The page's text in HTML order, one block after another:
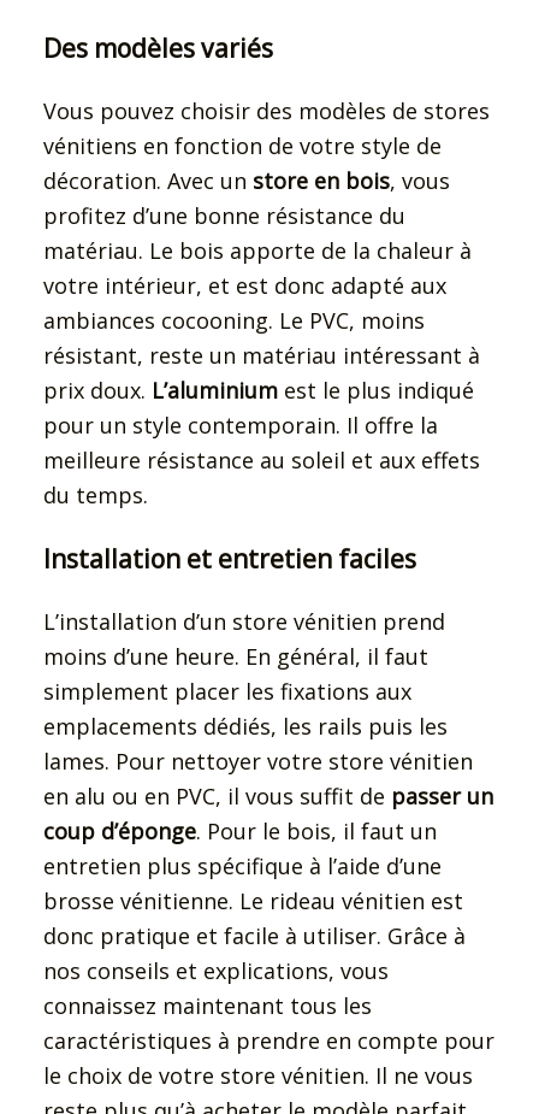
Des modèles variés
Vous pouvez choisir des modèles de stores
vénitiens en fonction de votre style de
décoration. Avec un store en bois, vous
profitez d’une bonne résistance du
matériau. Le bois apporte de la chaleur à
votre intérieur, et est donc adapté aux
ambiances cocooning. Le PVC, moins
résistant, reste un matériau intéressant à
prix doux. L’aluminium est le plus indiqué
pour un style contemporain. Il offre la
meilleure résistance au soleil et aux effets
du temps.
Installation et entretien faciles
L’installation d’un store vénitien prend
moins d’une heure. En général, il faut
simplement placer les fixations aux
emplacements dédiés, les rails puis les
lames. Pour nettoyer votre store vénitien
en alu ou en PVC, il vous suffit de passer un
coup d’éponge. Pour le bois, il faut un
entretien plus spécifique à l’aide d’une
brosse vénitienne. Le rideau vénitien est
donc pratique et facile à utiliser. Grâce à
nos conseils et explications, vous
connaissez maintenant tous les
caractéristiques à prendre en compte pour
le choix de votre store vénitien. Il ne vous